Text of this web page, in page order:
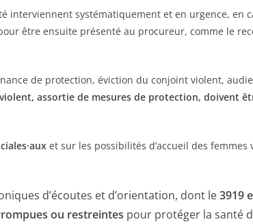
interviennent systématiquement et en urgence, en
être ensuite présenté au procureur, comme le
de protection, éviction du conjoint violent,
assortie de mesures de protection, doivent
et sur les possibilités d’accueil des femmes
d’écoutes et d’orientation, dont le3919
ou restreintes pour protéger la santé